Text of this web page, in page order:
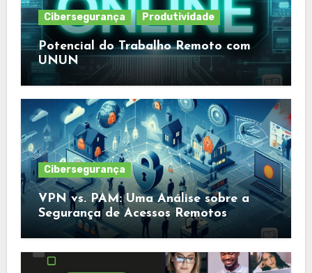
Cibersegurança Produtividade
Potencial do Trabalho Remoto com
UNUN
Cibersegurança
VPN vs. PAM: Uma Análise sobre a
Segurança de Acessos Remotos